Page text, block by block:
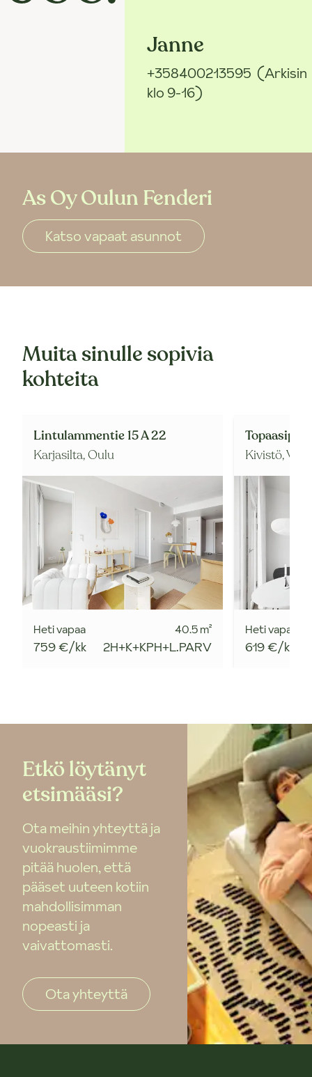
Janne
+358400213595 (Arkisin
klo 9-16)
As Oy Oulun Fenderi
Katso vapaat asunnot
Muita sinulle sopivia
kohteita
Lintulammentie 15 A 22
Karjasilta,Oulu
Heti vapaa
759 €/kk
40.5m²
2H+K+KPH+L.PARV
Kivistö,
Heti vapaa
619 €/kk
Etkö löytänyt
etsimääsi?
Ota meihin yhteyttä ja
vuokraustiimimme
pitää huolen, että
pääset uuteen kotiin
mahdollisimman
nopeasti ja
vaivattomasti.
Ota yhteyttä